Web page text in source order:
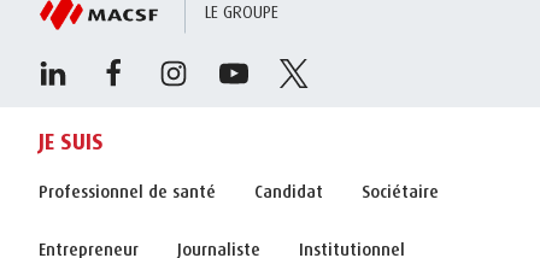
LE GROUPE
JE SUIS
Professionnel de santé Candidat Sociétaire
Entrepreneur Journaliste Institutionnel